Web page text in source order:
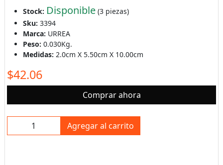
Stock: Disponible(3 piezas)
Sku: 3394
Marca: URREA
Peso: 0.030Kg.
Medidas: 2.0cm X 5.50cm X 10.00cm
$42.06
Comprar ahora
Agregar al carrito